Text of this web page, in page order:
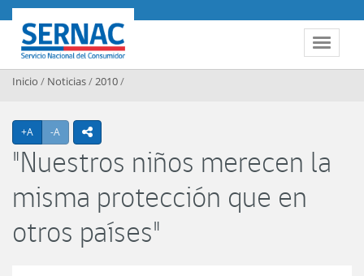
Contenido principal
Toggle
SERNAC
Inicio / Noticias/2010/
+A Agrandar texto
-A Achicar textoicono compartir
"Nuestros niños merecen la
misma protección que en
otros países"